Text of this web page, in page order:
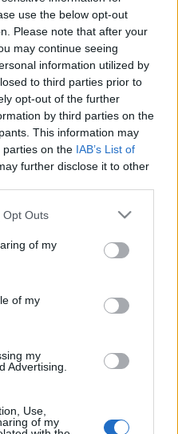
use the below opt-out
Please note that after your
may continue seeing
information utilized by
to third parties prior to
opt-out of the further
by third parties on the
This information may
parties on the IAB’s List of
further disclose it to other
uses one or more Google
behaviour. You may click to
and its third-party tags to
purposes in below Google
Opt Outs
of my
of my
my
Advertising.
Use,
of my
angol klasszikus
március
után tavaly nagy
A British Council
Film Festival)
nézhetünk meg, a